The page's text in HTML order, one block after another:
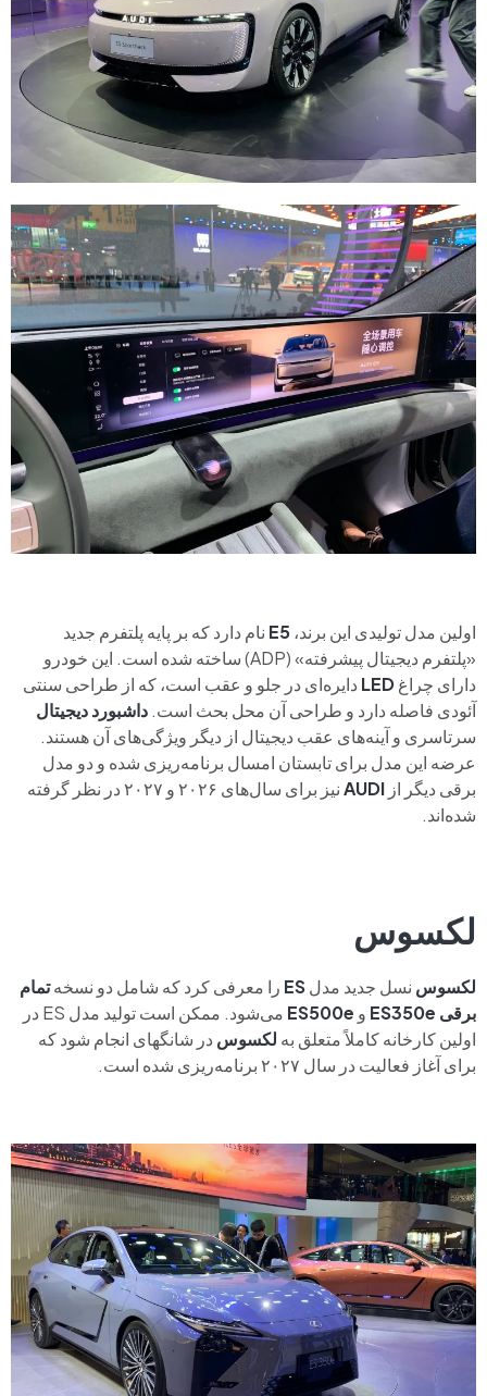
اولین مدل تولیدی این برند،E5 نام دارد که بر پایه پلتفرم جدید
«پلتفرم دیجیتال پیشرفته» (ADP) ساخته شده است. این خودرو
دارای چراغLED دایره‌ای در جلو و عقب است، که از طراحی سنتی
آئودی فاصله دارد و طراحی آن محل بحث است.داشبورد دیجیتال
سرتاسری و آینه‌های عقب دیجیتال از دیگر ویژگی‌های آن هستند.
عرضه این مدل برای تابستان امسال برنامه‌ریزی شده و دو مدل
برقی دیگر از AUDI
نیز برای سال‌های ۲۰۲۶ و ۲۰۲۷ در نظر گرفته
شده‌اند.
لکسوس
لکسوس نسل جدید مدلES را معرفی کرد که شامل دو نسخهتمام
برقی ES350e و ES500e
می‌شود. ممکن است تولید مدل ES در
اولین کارخانه کاملاً متعلق به لکسوس در شانگهای انجام شود که
برای آغاز فعالیت در سال ۲۰۲۷ برنامه‌ریزی شده است.